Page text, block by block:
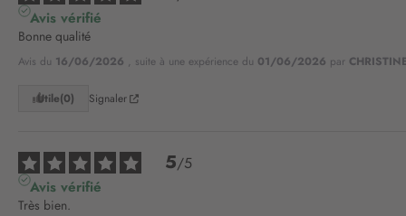
Avis vérifié
Bonne qualité
Avis du 16/06/2026 , suite à une expérience du 01/06/2026 par
Utile(0) Signaler
5/5
Avis vérifié
Très bien.